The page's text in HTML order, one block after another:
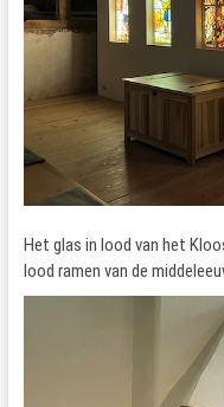
Het glas in lood van het
lood ramen van de